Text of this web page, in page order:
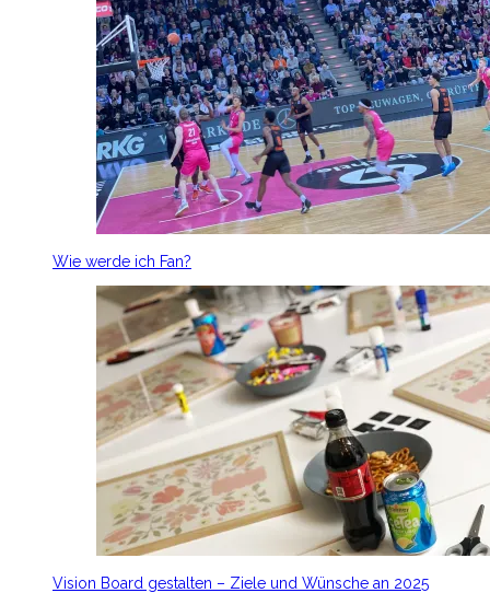
Wie werde ich Fan?
Vision Board gestalten – Ziele und Wünsche an 2025